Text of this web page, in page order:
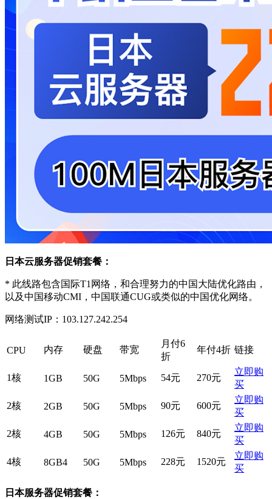
日本云服务器促销套餐：
* 此线路包含国际T1网络，和合理努力的中国大陆优化路由，
以及中国移动CMI，中国联通CUG或类似的中国优化网络。
网络测试IP：103.127.242.254
CPU 内存 硬盘 带宽
月付6
折
年付4折 链接
1核 1GB 50G 5Mbps 54元 270元
立即购
买
2核 2GB 50G 5Mbps 90元 600元
立即购
买
2核 4GB 50G 5Mbps 126元 840元
立即购
买
4核 8GB4 50G 5Mbps 228元 1520元
立即购
买
日本服务器促销套餐：